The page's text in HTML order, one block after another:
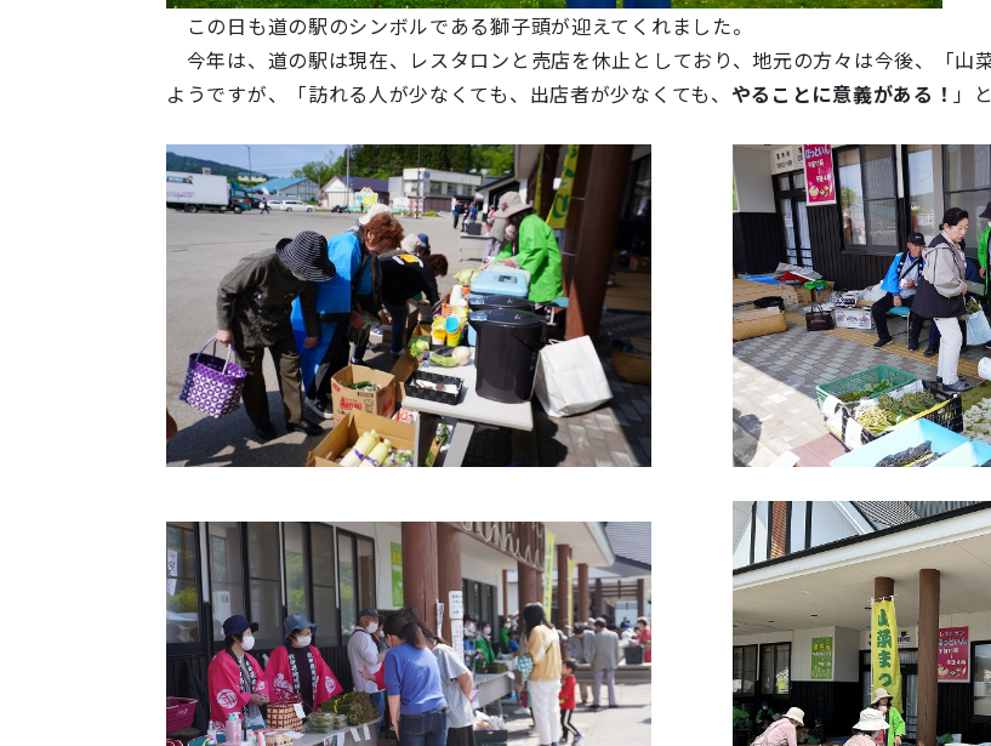
この日も道の駅のシンボルである獅子頭が迎えてくれました。
今年は、道の駅は現在、レスタロンと売店を休止としており、地元の方々は今後、「山
ようですが、「訪れる人が少なくても、出店者が少なくても、 やることに意義がある！ 」